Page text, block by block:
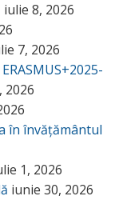
iulie 8, 2026
7, 2026
2026
în învățământul
1, 2026
iunie 30, 2026